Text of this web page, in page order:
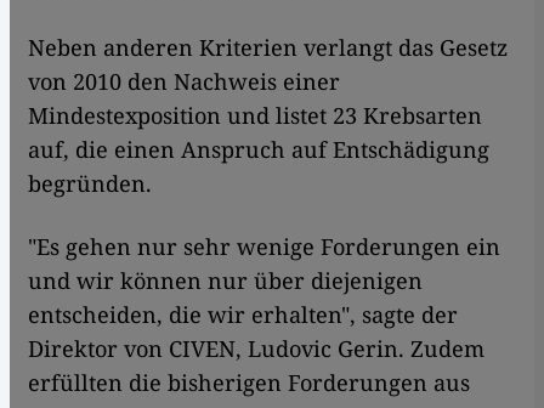
Neben anderen Kriterien verlangt das Gesetz
von 2010 den Nachweis einer
Mindestexposition und listet 23 Krebsarten
auf, die einen Anspruch auf Entschädigung
begründen.
"Es gehen nur sehr wenige Forderungen ein
und wir können nur über diejenigen
entscheiden, die wir erhalten", sagte der
Direktor von CIVEN, Ludovic Gerin. Zudem
erfüllten die bisherigen Forderungen aus